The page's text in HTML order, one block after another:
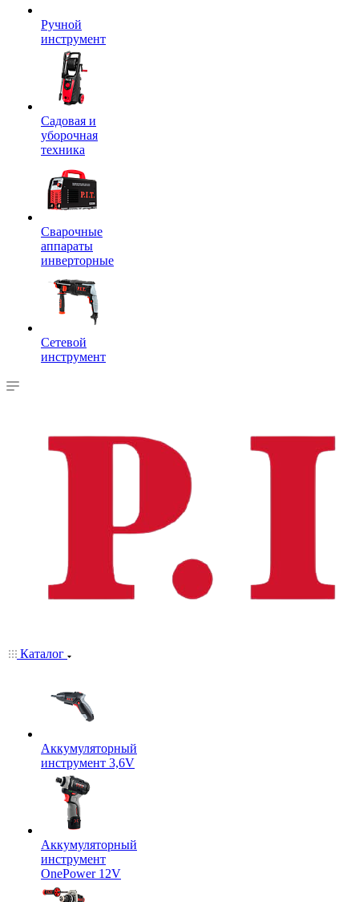
Ручной
инструмент
Садовая и
уборочная
техника
Сварочные
аппараты
инверторные
Сетевой
инструмент
Каталог
Аккумуляторный
инструмент 3,6V
Аккумуляторный
инструмент
OnePower 12V